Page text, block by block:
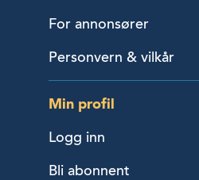
For annonsører
Personvern & vilkår
Min profil
Logg inn
Bli abonnent